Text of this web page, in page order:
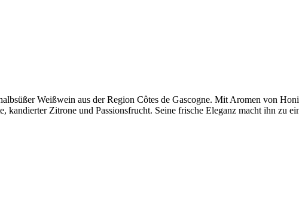
Weißwein aus der Region Côtes de Gascogne. Mit Aromen von
kandierter Zitrone und Passionsfrucht. Seine frische Eleganz macht ihn zu